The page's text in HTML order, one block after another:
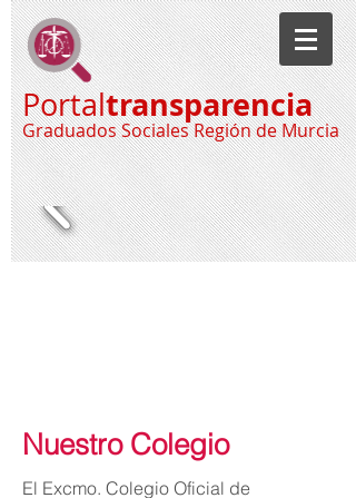
Portaltransparencia
Graduados Sociales Región de Murcia
Nuestro Colegio
El Excmo. Colegio Oficial de